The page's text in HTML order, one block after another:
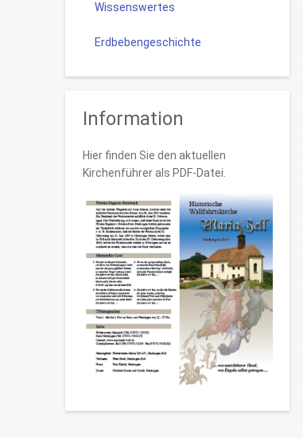
Wissenswertes
Erdbebengeschichte
Information
Hier finden Sie den aktuellen
Kirchenführer als PDF-Datei.